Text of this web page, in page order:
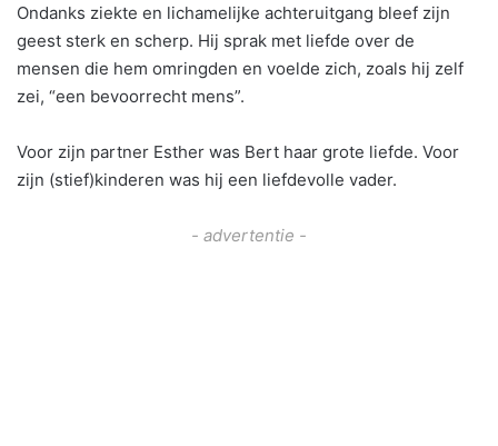
Ondanks ziekte en lichamelijke achteruitgang bleef zijn
geest sterk en scherp. Hij sprak met liefde over de
mensen die hem omringden en voelde zich, zoals hij zelf
zei, “een bevoorrecht mens”.
Voor zijn partner Esther was Bert haar grote liefde. Voor
zijn (stief)kinderen was hij een liefdevolle vader.
- advertentie -